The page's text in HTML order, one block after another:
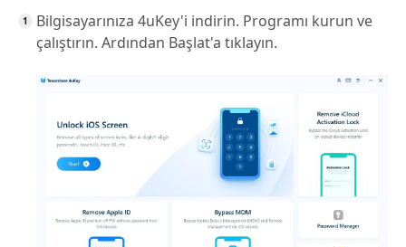
Bilgisayarınıza 4uKey'i indirin. Programı kurun ve
çalıştırın. Ardından Başlat'a tıklayın.